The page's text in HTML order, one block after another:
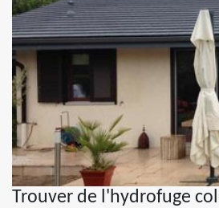
Trouver de l'hydrofuge